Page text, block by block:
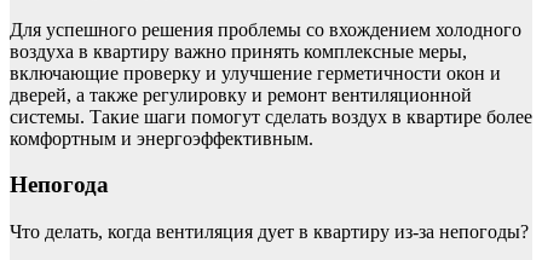
Для успешного решения проблемы со вхождением холодного
воздуха в квартиру важно принять комплексные меры,
включающие проверку и улучшение герметичности окон и
дверей, а также регулировку и ремонт вентиляционной
системы. Такие шаги помогут сделать воздух в квартире более
комфортным и энергоэффективным.
Непогода
Что делать, когда вентиляция дует в квартиру из-за непогоды?